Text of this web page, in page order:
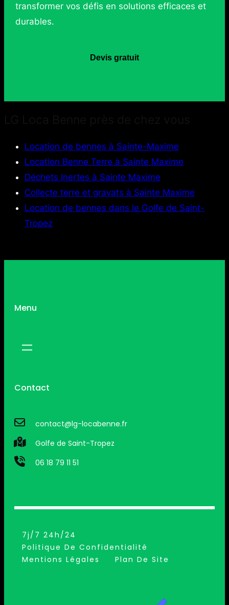
transformer vos défis en solutions efficaces et
durables.
Devis gratuit
Location de bennes à Sainte-Maxime
Location Benne Terre à Sainte Maxime
Déchets Inertes à Sainte Maxime
Collecte terre et gravats à Sainte Maxime
Location de bennes dans le Golfe de Saint-
Tropez
Menu
Contact
contact@lg-locabenne.fr
Golfe de Saint-Tropez
06 18 79 11 51
7j/7 24h/24
Politique De Confidentialité
Mentions Légales
Plan De Site